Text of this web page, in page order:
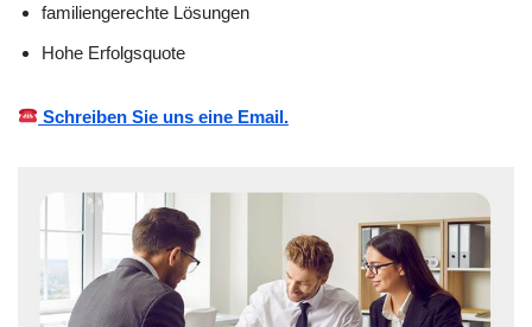
familiengerechte Lösungen
Hohe Erfolgsquote
Schreiben Sie uns eine Email.